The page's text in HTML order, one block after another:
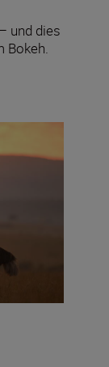
und dies
Bokeh.